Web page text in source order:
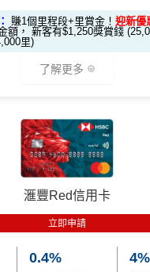
賺1個里程段+里賞金！ 迎新優
額， 新客有$1,250獎賞錢
里)
了解更多
賬、本地咖啡店及輕便美食
2.5%回贈，詳情睇返
信用卡迎新
用卡申請網址
滙豐Red信用卡
立即申請
0.4% 4%